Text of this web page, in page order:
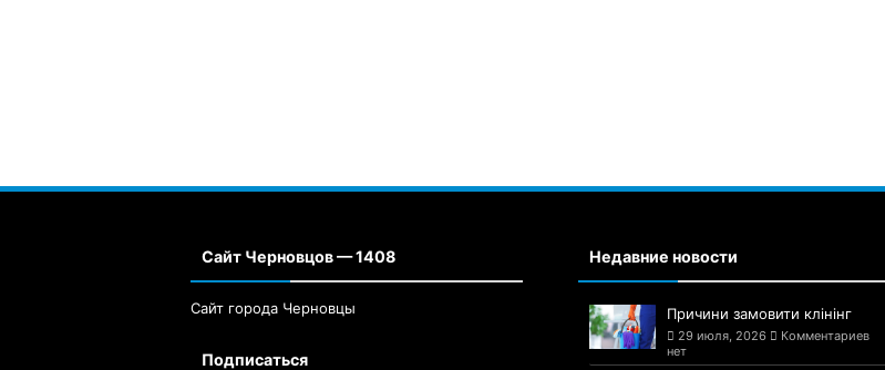
Сайт Черновцов — 1408
Сайт города Черновцы
Подписаться
Недавние новости
Причини замовити клінінг
29 июля, 2026
Комментариев
нет